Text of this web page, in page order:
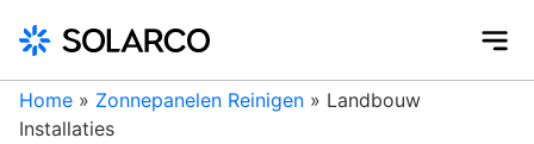
Home » Zonnepanelen Reinigen » Landbouw
Installaties